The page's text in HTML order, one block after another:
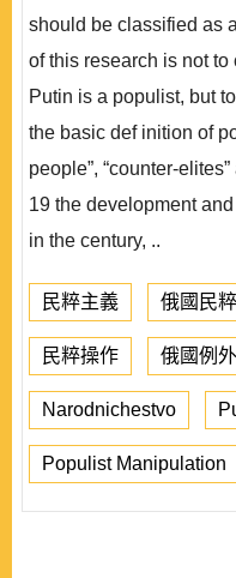
should be classified as
of this research is not
Putin is a populist, but
the basic def inition of
people”, “counter-
19 the development
in the century, ..
民粹主義 俄國民
民粹操作 俄國例
Narodnichestvo
Populist Manipulation